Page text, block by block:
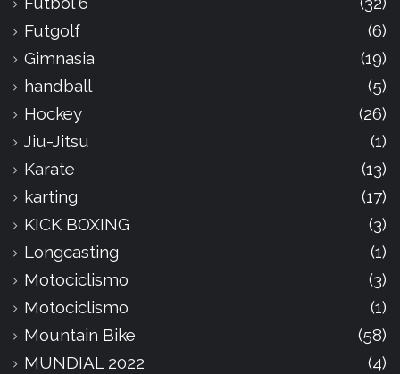
Futgolf
(6)
Gimnasia
(19)
handball
(5)
Hockey
(26)
Jiu-Jitsu
(1)
Karate
(13)
karting
(17)
KICK BOXING
(3)
Longcasting
(1)
Motociclismo
(3)
Motociclismo
(1)
Mountain Bike
(58)
MUNDIAL 2022
(4)